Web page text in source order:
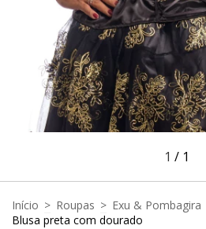
1 / 1
Início > Roupas > Exu & Pombagira
Blusa preta com dourado